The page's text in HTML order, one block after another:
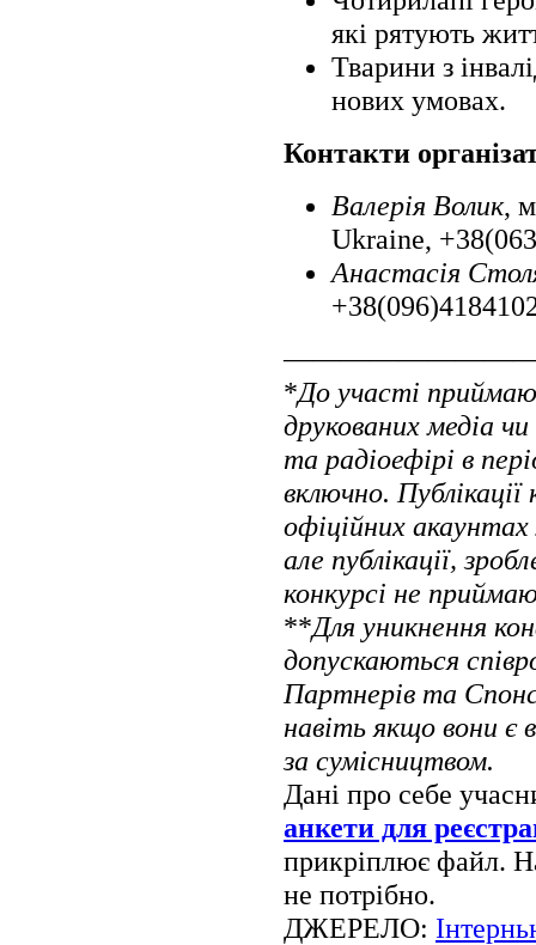
які рятують
Тварини з
нових умовах.
Контакти
Валерія Волик,
Ukraine,
Анастасія
*До участі
друкованих медіа
та радіоефірі в
включно.
офіційних
але публікації,
конкурсі не
**Для уникнення
допускаються
Партнерів та
навіть якщо вони
за сумісництвом.
Дані про себе
анкети для
прикріплює файл.
не потрібно.
ДЖЕРЕЛО: